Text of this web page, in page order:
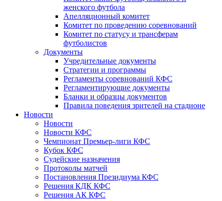
женского футбола
Апелляционный комитет
Комитет по проведению соревнований
Комитет по статусу и трансферам
футболистов
Документы
Учредительные документы
Стратегии и программы
Регламенты соревнований КФС
Регламентирующие документы
Бланки и образцы документов
Правила поведения зрителей на стадионе
Новости
Новости
Новости КФС
Чемпионат Премьер-лиги КФС
Кубок КФС
Судейские назначения
Протоколы матчей
Постановления Президиума КФС
Решения КДК КФС
Решения АК КФС